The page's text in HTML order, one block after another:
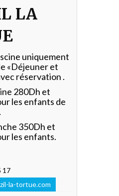
LA
uniquement
«Déjeuner et
réservation .
280Dh et
les enfants de
350Dh et
les enfants.
17
la-tortue.com